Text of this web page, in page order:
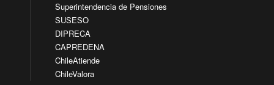
Superintendencia de Pensiones
SUSESO
DIPRECA
CAPREDENA
ChileAtiende
ChileValora